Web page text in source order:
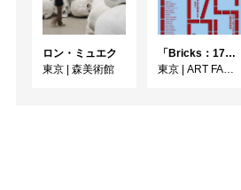
ロン・ミュエク
東京 | 森美術館
「Bricks：17人のかたち」
東京 | ART FACTORY城南島